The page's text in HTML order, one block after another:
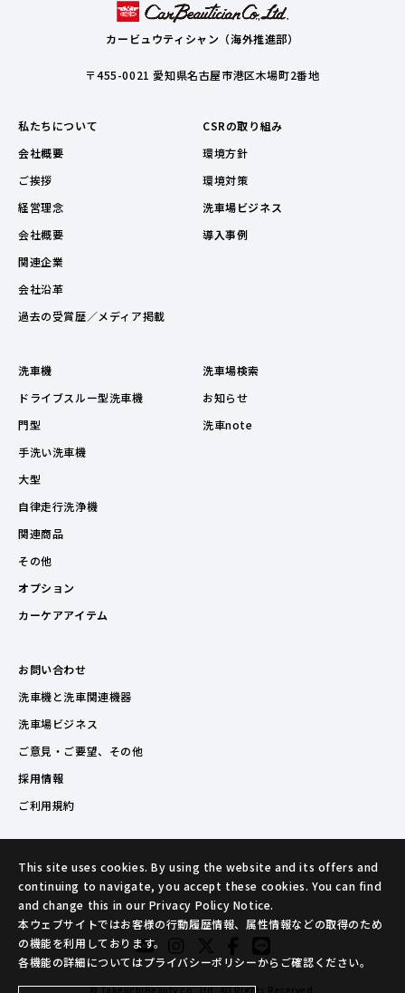
カービュウティシャン（海外推進部）
〒455-0021 愛知県名古屋市港区木場町2番地
私たちについて
会社概要
ご挨拶
経営理念
会社概要
関連企業
会社沿革
過去の受賞歴／メディア掲載
CSRの取り組み
環境方針
環境対策
洗車場ビジネス
導入事例
洗車機
ドライブスルー型洗車機
門型
手洗い洗車機
大型
自律走行洗浄機
関連商品
その他
オプション
カーケアアイテム
洗車場検索
お知らせ
洗車note
お問い合わせ
洗車機と洗車関連機器
洗車場ビジネス
ご意見・ご要望、その他
採用情報
ご利用規約
© TakeuchiBeauty co.,ltd. All Rights Reserved.
This site uses cookies. By using the website and its offers and
continuing to navigate, you accept these cookies. You can find
and change this in our Privacy Policy Notice.
本ウェブサイトではお客様の行動履歴情報、属性情報などの取得のため
の機能を利用しております。
各機能の詳細についてはプライバシーポリシーからご確認ください。